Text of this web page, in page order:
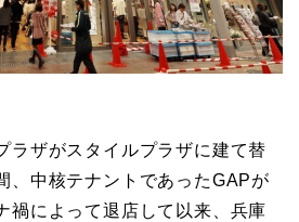
ラザがスタイルプラザに建て替
、中核テナントであったGAPが
禍によって退店して以来、兵庫